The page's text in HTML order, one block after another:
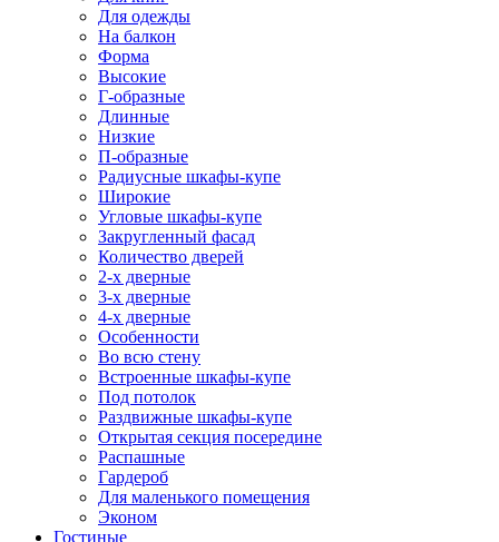
Для одежды
На балкон
Форма
Высокие
Г-образные
Длинные
Низкие
П-образные
Радиусные шкафы-купе
Широкие
Угловые шкафы-купе
Закругленный фасад
Количество дверей
2-х дверные
3-х дверные
4-х дверные
Особенности
Во всю стену
Встроенные шкафы-купе
Под потолок
Раздвижные шкафы-купе
Открытая секция посередине
Распашные
Гардероб
Для маленького помещения
Эконом
Гостиные